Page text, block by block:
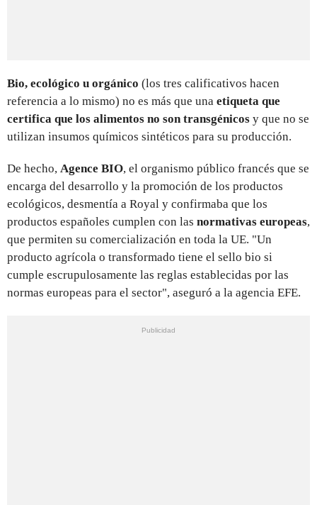
Bio, ecológico u orgánico (los tres calificativos hacen
referencia a lo mismo) no es más que una etiqueta que
certifica que los alimentos no son transgénicos y que no se
utilizan insumos químicos sintéticos para su producción.
De hecho, Agence BIO, el organismo público francés que se
encarga del desarrollo y la promoción de los productos
ecológicos, desmentía a Royal y confirmaba que los
productos españoles cumplen con las normativas europeas,
que permiten su comercialización en toda la UE. "Un
producto agrícola o transformado tiene el sello bio si
cumple escrupulosamente las reglas establecidas por las
normas europeas para el sector", aseguró a la agencia EFE.